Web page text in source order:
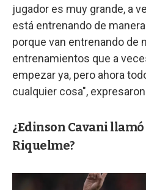
jugador es muy grande, a
está entrenando de
porque van entrenando de
entrenamientos que a
empezar ya, pero ahora
cualquier cosa",
¿Edinson Cavani
Riquelme?